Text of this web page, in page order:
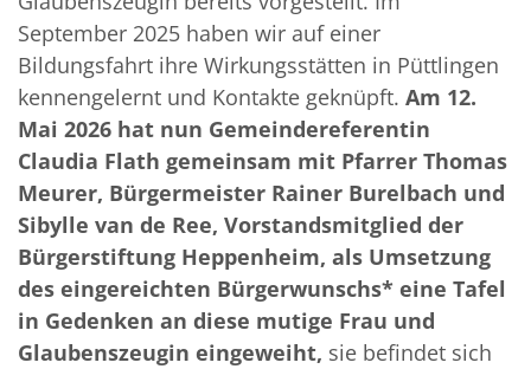
September 2025 haben wir auf einer
Bildungsfahrt ihre Wirkungsstätten in Püttlingen
kennengelernt und Kontakte geknüpft. Am 12.
Mai 2026 hat nun Gemeindereferentin
Claudia Flath gemeinsam mit Pfarrer Thomas
Meurer, Bürgermeister Rainer Burelbach und
Sibylle van de Ree, Vorstandsmitglied der
Bürgerstiftung Heppenheim, als Umsetzung
des eingereichten Bürgerwunschs* eine Tafel
in Gedenken an diese mutige Frau und
Glaubenszeugin eingeweiht, sie befindet sich